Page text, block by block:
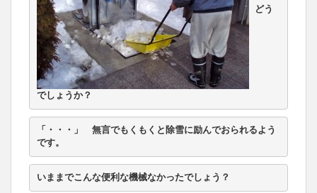
どう
でしょうか？
「・・・」　無言でもくもくと除雪に励んでおられるよう
です。
いままでこんな便利な機械なかったでしょう？